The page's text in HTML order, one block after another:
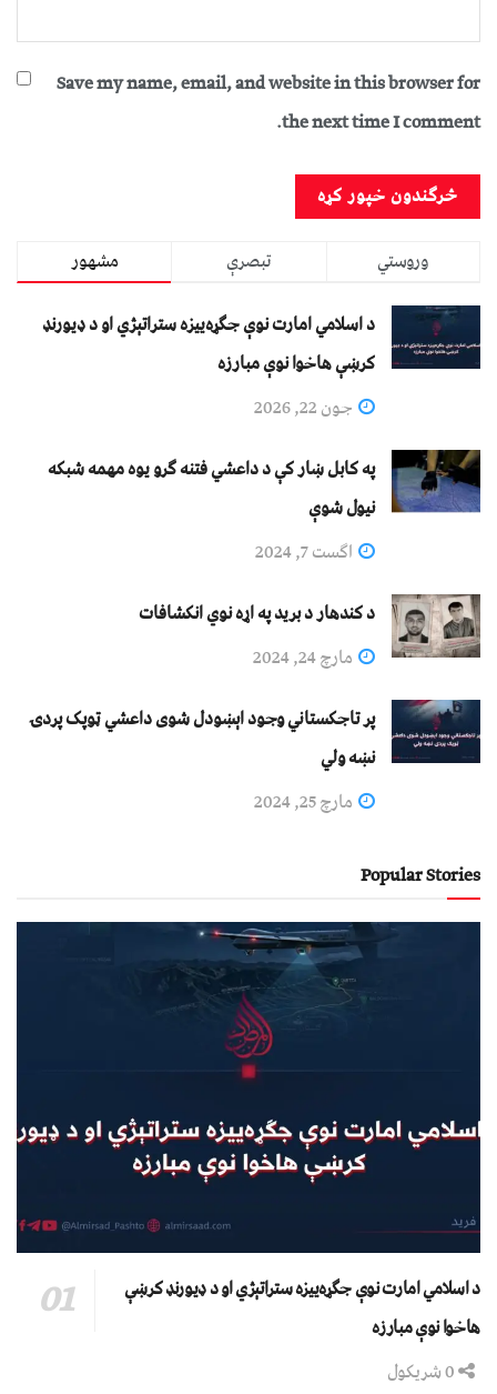
Save my name, email, and website in this browser for
the next time I comment.
مشهور تبصرې
وروستي
د اسلامي امارت نوې جګړه‌ییزه ستراتېژي او د ډیورنډ
کرښې هاخوا نوې مبارزه
جون 22, 2026
په کابل ښار کې د داعشي فتنه ګرو يوه مهمه شبکه
نيول شوې
اگست 7, 2024
د کندهار د برید په اړه نوي انکشافات
مارچ 24, 2024
پر تاجکستاني وجود اېښودل شوی داعشي ټوپک پردۍ
نښه ولي
مارچ 25, 2024
Popular Stories
د اسلامي امارت نوې جګړه‌ییزه ستراتېژي او د ډیورنډ کرښې
هاخوا نوې مبارزه